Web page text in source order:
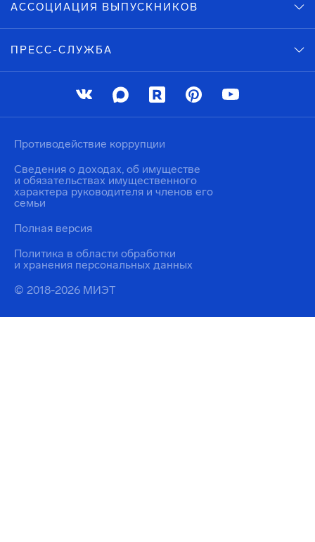
АССОЦИАЦИЯ ВЫПУСКНИКОВ
ПРЕСС-СЛУЖБА
© 2018-2026 МИЭТ
Политика в области обработки
и хранения персональных данных
Противодействие коррупции
Сведения о доходах, об имуществе
и обязательствах имущественного
характера руководителя и членов его
семьи
Полная версия